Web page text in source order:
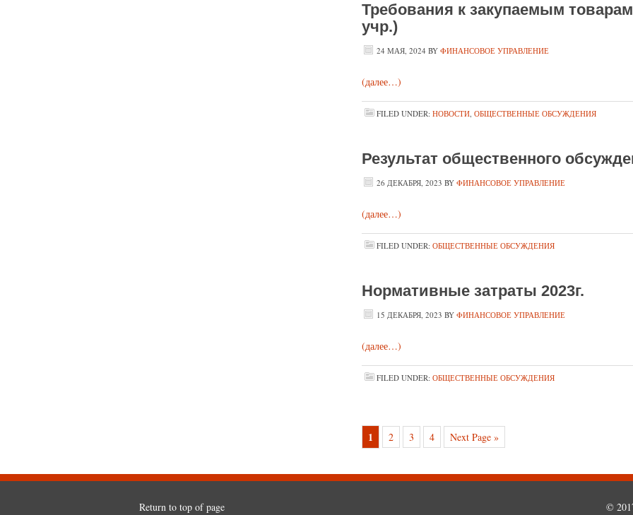
Требования к закупаемым
учр.)
24 МАЯ, 2024 BY ФИНАНСОВОЕ УПРАВЛЕНИЕ
(далее…)
FILED UNDER: НОВОСТИ, ОБЩЕСТВЕННЫЕ ОБСУЖДЕНИЯ
Результат общественного
26 ДЕКАБРЯ, 2023 BY ФИНАНСОВОЕ УПРАВЛЕНИЕ
(далее…)
FILED UNDER: ОБЩЕСТВЕННЫЕ ОБСУЖДЕНИЯ
Нормативные затраты 2023г.
15 ДЕКАБРЯ, 2023 BY ФИНАНСОВОЕ УПРАВЛЕНИЕ
(далее…)
FILED UNDER: ОБЩЕСТВЕННЫЕ ОБСУЖДЕНИЯ
1 2 3 4 Next Page »
Return to top of page ©